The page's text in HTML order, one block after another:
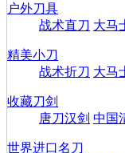
户外刀具
战术直刀 大马
精美小刀
战术折刀 大马
收藏刀剑
唐刀汉剑 中国
世界进口名刀